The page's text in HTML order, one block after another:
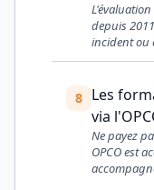
depuis
incident ou
8 Les
via
Ne payez
OPCO est